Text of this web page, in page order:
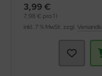
3,99 €
7,98 € pro 1 l
inkl. 7 % MwSt. zzgl.